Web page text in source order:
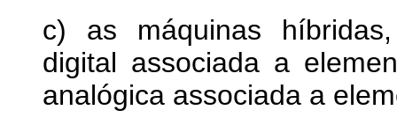
c) as máquinas
digital associada a
analógica associada a